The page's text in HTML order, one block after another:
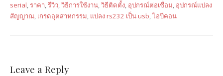
serial,ราคา,รีวิว,วิธีการใช้งาน,วิธีติดตั้ง, อุปกรณ์ต่อเชื่อม, อุปกรณ์แปลง
สัญญาณ, เกรดอุตสาหกรรม, แปลง rs232 เป็น usb,ไอบีคอน
Leave a Reply